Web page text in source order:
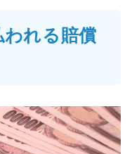
われる賠償